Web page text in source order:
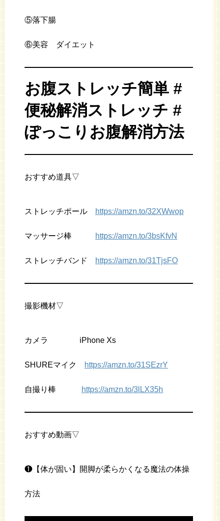
⑤落下腸
⑥美容 ダイエット
お腹ストレッチ簡単 #
便秘解消ストレッチ #
ぽっこりお腹解消方法
おすすめ道具▽
ストレッチポール https://amzn.to/32XWwop
マッサージ棒 https://amzn.to/3bsKfvN
ストレッチバンド https://amzn.to/31TjsFO
撮影機材▽
カメラ iPhone Xs
SHUREマイク https://amzn.to/31SEzrY
自撮り棒 https://amzn.to/3lLX35h
おすすめ動画▽
❶【体が固い】開脚が柔らかくなる魔法の体操
方法